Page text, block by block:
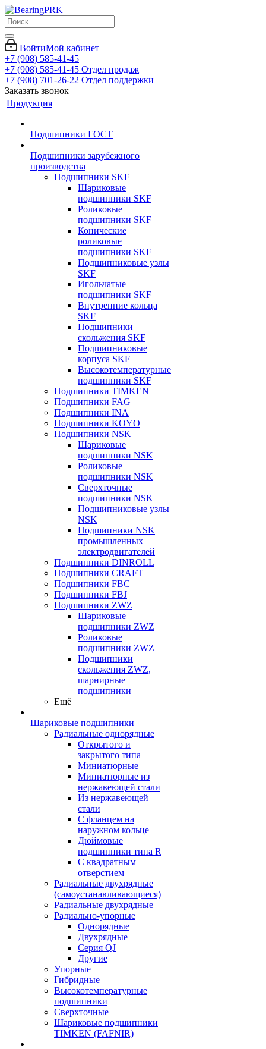
ВойтиМой кабинет
+7 (908) 585-41-45
+7 (908) 585-41-45 Отдел продаж
+7 (908) 701-26-22 Отдел поддержки
Заказать звонок
Продукция
Подшипники ГОСТ
Подшипники зарубежного
производства
Подшипники SKF
Шариковые
подшипники SKF
Роликовые
подшипники SKF
Конические
роликовые
подшипники SKF
Подшипниковые узлы
SKF
Игольчатые
подшипники SKF
Внутренние кольца
SKF
Подшипники
скольжения SKF
Подшипниковые
корпуса SKF
Высокотемпературные
подшипники SKF
Подшипники TIMKEN
Подшипники FAG
Подшипники INA
Подшипники KOYO
Подшипники NSK
Шариковые
подшипники NSK
Роликовые
подшипники NSK
Сверхточные
подшипники NSK
Подшипниковые узлы
NSK
Подшипники NSK
промышленных
электродвигателей
Подшипники DINROLL
Подшипники CRAFT
Подшипники FBC
Подшипники FBJ
Подшипники ZWZ
Шариковые
подшипники ZWZ
Роликовые
подшипники ZWZ
Подшипники
скольжения ZWZ,
шарнирные
подшипники
Ещё
Шариковые подшипники
Радиальные однорядные
Открытого и
закрытого типа
Миниатюрные
Миниатюрные из
нержавеющей стали
Из нержавеющей
стали
С фланцем на
наружном кольце
Дюймовые
подшипники типа R
С квадратным
отверстием
Радиальные двухрядные
(самоустанавливающиеся)
Радиальные двухрядные
Радиально-упорные
Однорядные
Двухрядные
Серия QJ
Другие
Упорные
Гибридные
Высокотемпературные
подшипники
Сверхточные
Шариковые подшипники
TIMKEN (FAFNIR)